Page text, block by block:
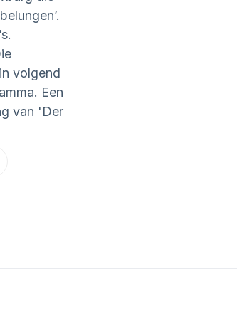
volgend
Een
van 'Der